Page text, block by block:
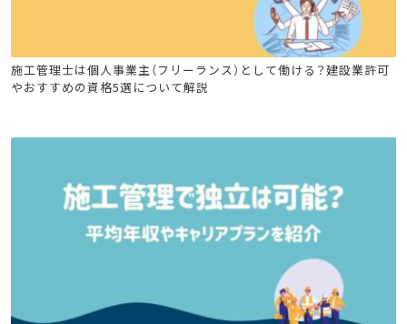
建設キャリア転職 建築施工管理技士
土木施工管理技士
電気工事施工管理技士
管工事施工管理技士
施工管理士は個人事業主（フリーランス）として働ける？建設業許可
やおすすめの資格5選について解説